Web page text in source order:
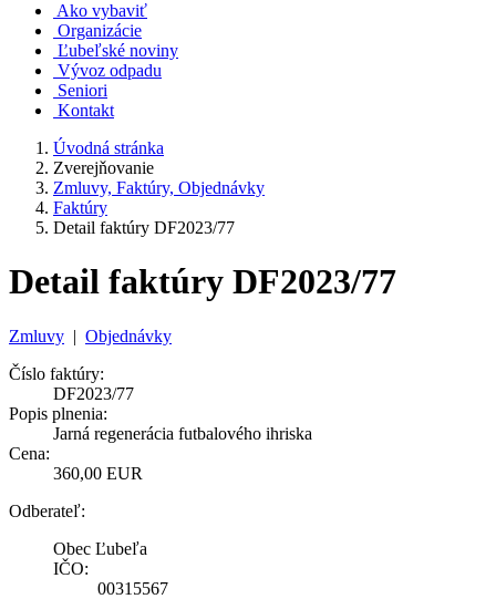
Ako vybaviť
Organizácie
Ľubeľské noviny
Vývoz odpadu
Seniori
Kontakt
Úvodná stránka
Zverejňovanie
Zmluvy, Faktúry, Objednávky
Faktúry
Detail faktúry DF2023/77
Detail faktúry DF2023/77
Zmluvy | Objednávky
Číslo faktúry:
DF2023/77
Popis plnenia:
Jarná regenerácia futbalového ihriska
Cena:
360,00 EUR
Odberateľ:
Obec Ľubeľa
IČO:
00315567